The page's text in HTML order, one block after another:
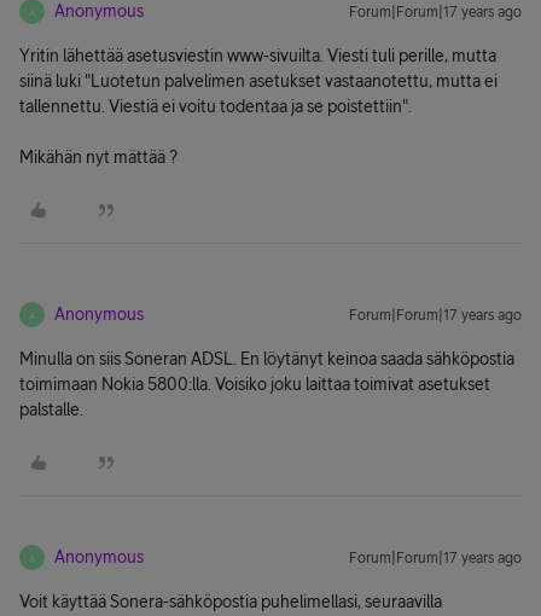
A Anonymous Forum|Forum|17 years ago
Yritin lähettää asetusviestin www-sivuilta. Viesti tuli perille, mutta
siinä luki "Luotetun palvelimen asetukset vastaanotettu, mutta ei
tallennettu. Viestiä ei voitu todentaa ja se poistettiin".
Mikähän nyt mättää ?
A Anonymous Forum|Forum|17 years ago
Minulla on siis Soneran ADSL. En löytänyt keinoa saada sähköpostia
toimimaan Nokia 5800:lla. Voisiko joku laittaa toimivat asetukset
palstalle.
A Anonymous Forum|Forum|17 years ago
Voit käyttää Sonera-sähköpostia puhelimellasi, seuraavilla